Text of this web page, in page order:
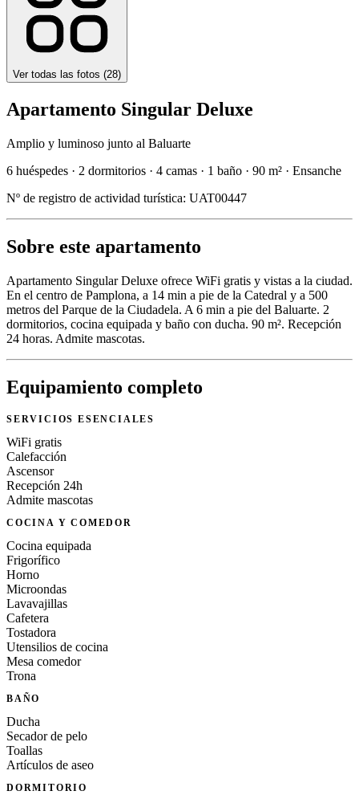
Ver todas las fotos (28)
Apartamento Singular Deluxe
Amplio y luminoso junto al Baluarte
6 huéspedes · 2 dormitorios · 4 camas · 1 baño · 90 m² · Ensanche
Nº de registro de actividad turística: UAT00447
Sobre este apartamento
Apartamento Singular Deluxe ofrece WiFi gratis y vistas a la ciudad.
En el centro de Pamplona, a 14 min a pie de la Catedral y a 500
metros del Parque de la Ciudadela. A 6 min a pie del Baluarte. 2
dormitorios, cocina equipada y baño con ducha. 90 m². Recepción
24 horas. Admite mascotas.
Equipamiento completo
SERVICIOS ESENCIALES
WiFi gratis
Calefacción
Ascensor
Recepción 24h
Admite mascotas
COCINA Y COMEDOR
Cocina equipada
Frigorífico
Horno
Microondas
Lavavajillas
Cafetera
Tostadora
Utensilios de cocina
Mesa comedor
Trona
BAÑO
Ducha
Secador de pelo
Toallas
Artículos de aseo
DORMITORIO